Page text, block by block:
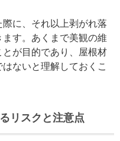
に、それ以上剥がれ落
す。あくまで美観の維
が目的であり、屋根材
ないと理解しておくこ
リスクと注意点